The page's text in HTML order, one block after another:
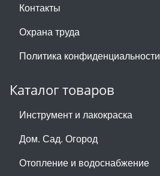
Контакты
Охрана труда
Политика конфиденциальности
Каталог товаров
Инструмент и лакокраска
Дом. Сад. Огород
Отопление и водоснабжение